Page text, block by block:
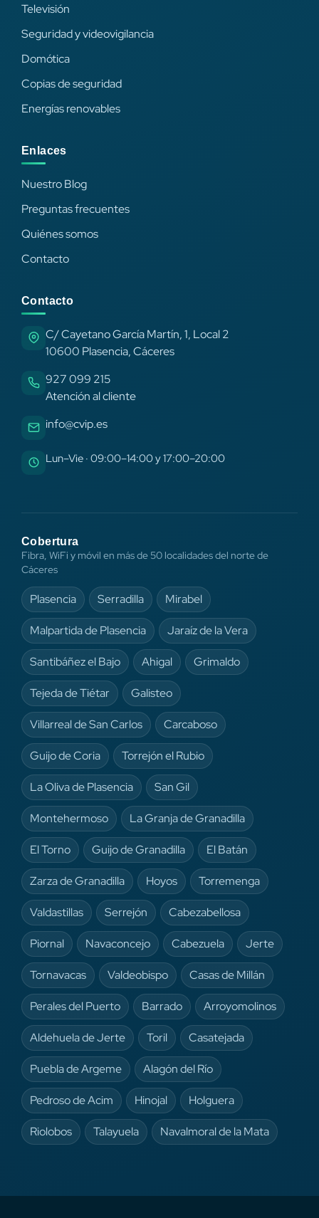
Televisión
Seguridad y videovigilancia
Domótica
Copias de seguridad
Energías renovables
Enlaces
Nuestro Blog
Preguntas frecuentes
Quiénes somos
Contacto
Contacto
C/ Cayetano García Martín, 1, Local 2
10600 Plasencia, Cáceres
927 099 215
Atención al cliente
info@cvip.es
Lun–Vie · 09:00–14:00 y 17:00–20:00
Cobertura
Fibra, WiFi y móvil en más de 50 localidades del norte de
Cáceres
Plasencia Serradilla Mirabel
Malpartida de Plasencia Jaraíz de la Vera
Santibáñez el Bajo Ahigal Grimaldo
Tejeda de Tiétar Galisteo
Villarreal de San Carlos Carcaboso
Guijo de Coria Torrejón el Rubio
La Oliva de Plasencia San Gil
Montehermoso La Granja de Granadilla
El Torno Guijo de Granadilla El Batán
Zarza de Granadilla Hoyos Torremenga
Valdastillas Serrejón Cabezabellosa
Piornal Navaconcejo Cabezuela Jerte
Tornavacas Valdeobispo Casas de Millán
Perales del Puerto Barrado Arroyomolinos
Aldehuela de Jerte Toril Casatejada
Puebla de Argeme Alagón del Río
Pedroso de Acim Hinojal Holguera
Riolobos Talayuela Navalmoral de la Mata